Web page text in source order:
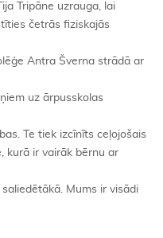
Tripāne uzrauga, lai
četrās fiziskajās
Antra Šverna strādā ar
uz ārpusskolas
Te tiek izcīnīts ceļojošais
kurā ir vairāk bērnu ar
Mums ir visādi